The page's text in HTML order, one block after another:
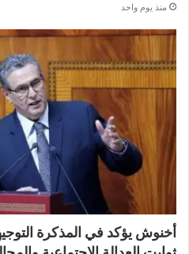
منذ يوم واحد